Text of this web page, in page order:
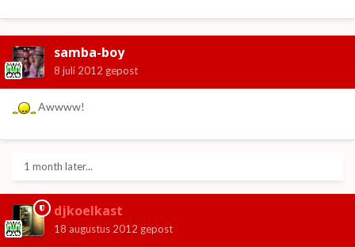
samba-boy
8 juli 2012 gepost
Awwww!
1 month later...
djkoelkast
18 augustus 2012 gepost